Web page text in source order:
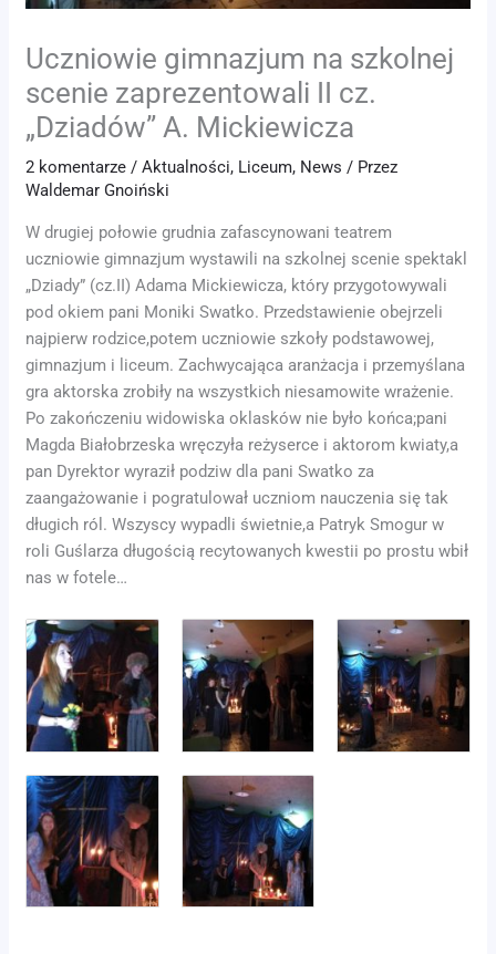
Uczniowie gimnazjum na szkolnej
scenie zaprezentowali II cz.
„Dziadów” A. Mickiewicza
2 komentarze /Aktualności, Liceum, News / Przez
Waldemar Gnoiński
W drugiej połowie grudnia zafascynowani teatrem
uczniowie gimnazjum wystawili na szkolnej scenie spektakl
„Dziady” (cz.II) Adama Mickiewicza, który przygotowywali
pod okiem pani Moniki Swatko. Przedstawienie obejrzeli
najpierw rodzice,potem uczniowie szkoły podstawowej,
gimnazjum i liceum. Zachwycająca aranżacja i przemyślana
gra aktorska zrobiły na wszystkich niesamowite wrażenie.
Po zakończeniu widowiska oklasków nie było końca;pani
Magda Białobrzeska wręczyła reżyserce i aktorom kwiaty,a
pan Dyrektor wyraził podziw dla pani Swatko za
zaangażowanie i pogratulował uczniom nauczenia się tak
długich ról. Wszyscy wypadli świetnie,a Patryk Smogur w
roli Guślarza długością recytowanych kwestii po prostu wbił
nas w fotele…